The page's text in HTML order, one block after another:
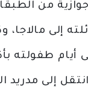
برجوازية من
إلى مالاجا،
أيام طفولته
وفي ‏عام 1909 انتقل إلى